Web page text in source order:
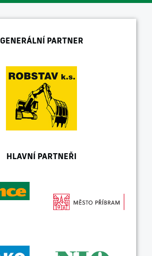
GENERÁLNÍ PARTNER
HLAVNÍ PARTNEŘI